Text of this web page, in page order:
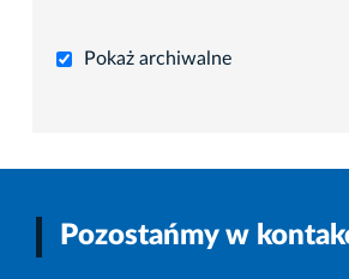
Pokaż archiwalne
Pozostańmy w